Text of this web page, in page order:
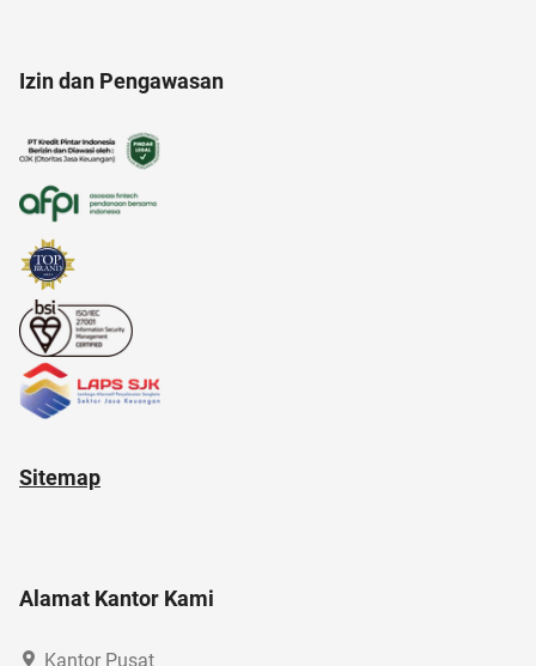
adakmai
akun instagram
Izin dan Pengawasan
Sitemap
Alamat Kantor Kami
Kantor Pusat